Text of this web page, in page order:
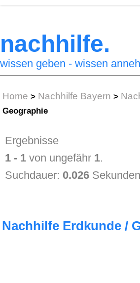
nachhilfe.
wissen geben - wissen
Home > Nachhilfe Bayern >
Geographie
Ergebnisse
1 - 1 von ungefähr 1.
Suchdauer: 0.026
Nachhilfe Erdkunde /